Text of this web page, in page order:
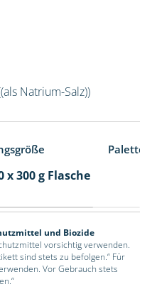
Natrium-Salz))
x 300 g Flasche
und Biozide
vorsichtig verwenden.
sind stets zu befolgen.“ Für
Vor Gebrauch stets